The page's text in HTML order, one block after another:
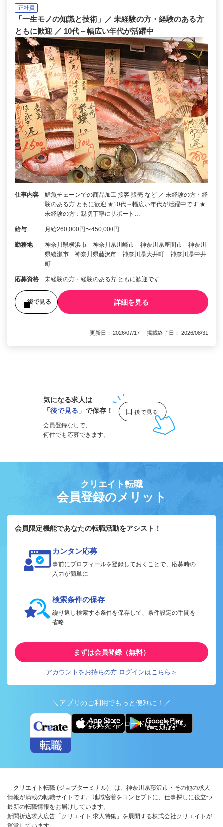
正社員
「一生モノの知識と技術」／ 未経験の方・経験のある方
ともに歓迎 ／ 10代～幅広い年代が活躍中
仕事内容
鮮魚チェーンでの商品加工 接客 販売 など ／ 未経験の方・経
験のある方 ともに歓迎 ★10代～幅広い年代が活躍中です ★
未経験の方：親切丁寧にサポート…
給与 月給260,000円〜450,000円
勤務地
神奈川県横浜市 神奈川県川崎市 神奈川県座間市 神奈川
県綾瀬市 神奈川県藤沢市 神奈川県大井町 神奈川県中井
町
応募資格 未経験の方・経験のある方 ともに歓迎です
後で見る 詳細を見る
更新日： 2026/07/17 掲載終了日： 2026/08/31
気になる求人は
「後で見る 」で保存！
会員登録なしで、
何件でも応募できます。
クリエイト転職
会員登録のメリット
会員限定機能であなたの転職活動をアシスト！
カンタン応募
事前にプロフィールを登録しておくことで、応募時の
入力が簡単に
検索条件の保存
繰り返し検索する条件を保存して、条件設定の手間を
省略
まずは会員登録（無料）
アカウントをお持ちの方 ログインはこちら＞
＼アプリのご利用でもっと便利に！／
アプリ版ダウンロードはこちらから
「クリエイト転職 (ジョブターミナル)」は、神奈川県藤沢市・その他の求人
情報が満載の転職サイトです。 地域密着をコンセプトに、仕事探しに役立つ
最新の転職情報をお届けしています。
新聞折込求人広告「クリエイト 求人特集」を展開する株式会社クリエイトが
運営しています。